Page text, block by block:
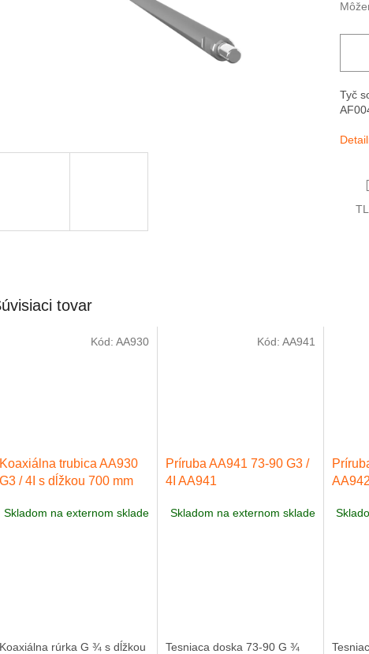
Tyč
tovar
Koaxiálna trubica AA930
G3 / 4I s dĺžkou 700 mm
Skladom na externom sklade
Koaxiálna rúrka G ¾ s dĺžkou
Kód: AA930
Príruba AA941 73-90 G3 /
4I AA941
Skladom na externom sklade
Tesniaca doska 73-90 G ¾
Kód: AA941
AA942